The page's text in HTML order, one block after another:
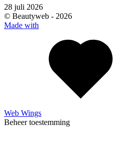
28 juli 2026
© Beautyweb - 2026
Made with
Web Wings
Beheer toestemming